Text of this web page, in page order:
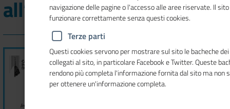
all’estero"navigazione delle pagine o l'accesso alle aree riservate. Il
funzionare correttamente senza questi cookies.
Terze parti
Questi cookies servono per mostrare sul sito le bacheche
collegati al sito, in particolare Facebook e Twitter. Queste
rendono più completa l'informazione fornita dal sito ma non
per ottenere un'informazione completa.